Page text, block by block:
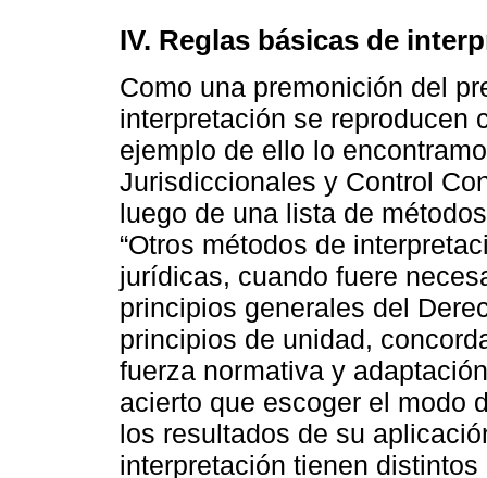
IV. Reglas básicas de
Como una premonición del
interpretación se reproducen
ejemplo de ello lo
Jurisdiccionales y Control
luego de una lista de
“Otros métodos de
jurídicas, cuando fuere
principios generales del
principios de unidad,
fuerza normativa y
acierto que escoger el modo
los resultados de su
interpretación tienen